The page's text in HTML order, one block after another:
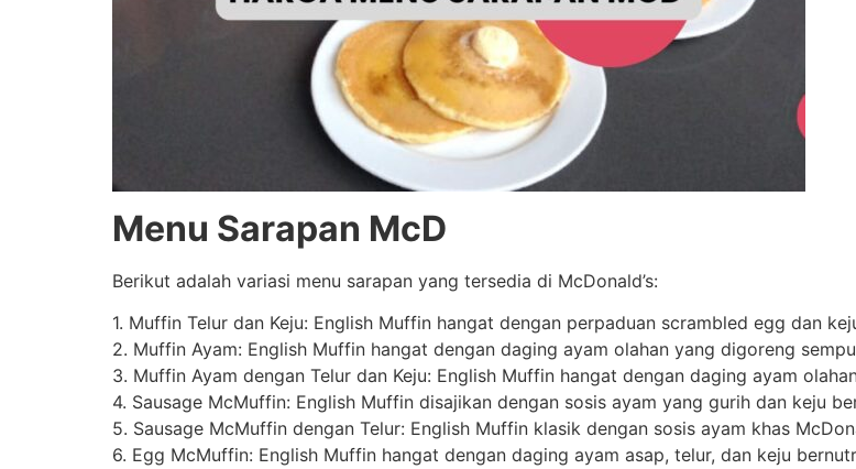
Menu Sarapan McD
Berikut adalah variasi menu sarapan yang tersedia di McDonald’s:
1. Muffin Telur dan Keju: English Muffin hangat dengan perpaduan scrambled egg dan
2. Muffin Ayam: English Muffin hangat dengan daging ayam olahan yang digoreng
3. Muffin Ayam dengan Telur dan Keju: English Muffin hangat dengan daging ayam
4. Sausage McMuffin: English Muffin disajikan dengan sosis ayam yang gurih dan keju
5. Sausage McMuffin dengan Telur: English Muffin klasik dengan sosis ayam khas
6. Egg McMuffin: English Muffin hangat dengan daging ayam asap, telur, dan keju